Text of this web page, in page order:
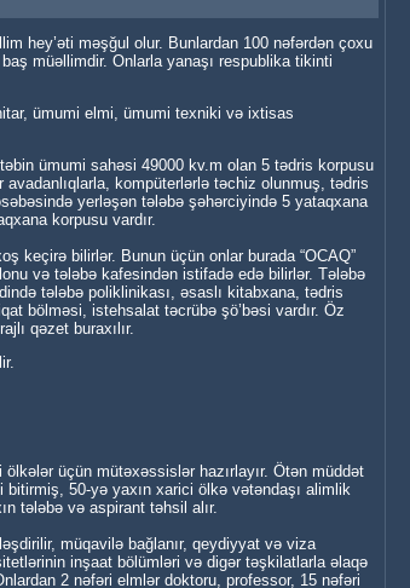
hey’əti məşğul olur. Bunlardan 100 nəfərdən çoxu
müəllimdir. Onlarla yanaşı respublika tikinti
ümumi elmi, ümumi texniki və ixtisas
ümumi sahəsi 49000 kv.m olan 5 tədris korpusu
kompüterlərlə təchiz olunmuş, tədris
yerləşən tələbə şəhərciyində 5 yataqxana
korpusu vardır.
keçirə bilirlər. Bunun üçün onlar burada “OCAQ”
və tələbə kafesindən istifadə edə bilirlər. Tələbə
tələbə poliklinikası, əsaslı kitabxana, tədris
bölməsi, istehsalat təcrübə şö’bəsi vardır. Öz
qəzet buraxılır.
üçün mütəxəssislər hazırlayır. Ötən müddət
bitirmiş, 50-yə yaxın xarici ölkə vətəndaşı alimlik
tələbə və aspirant təhsil alır.
müqavilə bağlanır, qeydiyyat və viza
inşaat bölümləri və digər təşkilatlarla əlaqə
2 nəfəri elmlər doktoru, professor, 15 nəfəri